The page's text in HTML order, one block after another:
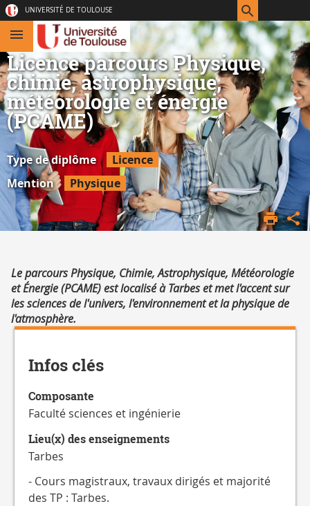
au
contenu
directs
UNIVERSITÉ DE TOULOUSE
Licence parcours Physique,
chimie, astrophysique,
météorologie et énergie
(PCAME)
Type de diplôme
Licence
Mention
Physique
ACCUEIL
FSI
FORMATION
Résumé
Le parcours Physique, Chimie, Astrophysique, Météorologie
et Énergie (PCAME) est localisé à Tarbes et met l'accent sur
les sciences de l'univers, l'environnement et la physique de
l'atmosphère.
Détails
Infos clés
Composante
Faculté sciences et ingénierie
Lieu(x) des enseignements
Tarbes
- Cours magistraux, travaux dirigés et majorité
des TP : Tarbes.